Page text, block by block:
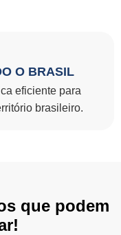
O BRASIL
eficiente para
brasileiro.
que podem